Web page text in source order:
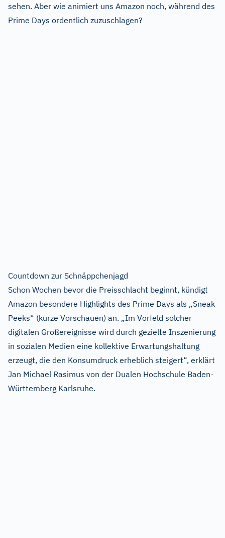
sehen. Aber wie animiert uns Amazon noch, während des
Prime Days ordentlich zuzuschlagen?
Countdown zur Schnäppchenjagd
Schon Wochen bevor die Preisschlacht beginnt, kündigt
Amazon besondere Highlights des Prime Days als „Sneak
Peeks“ (kurze Vorschauen) an. „Im Vorfeld solcher
digitalen Großereignisse wird durch gezielte Inszenierung
in sozialen Medien eine kollektive Erwartungshaltung
erzeugt, die den Konsumdruck erheblich steigert“, erklärt
Jan Michael Rasimus von der Dualen Hochschule Baden-
Württemberg Karlsruhe.